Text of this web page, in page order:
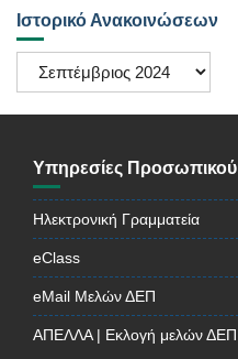
Ιστορικό Ανακοινώσεων
Ιστορικό
Ανακοινώσεων
Υπηρεσίες Προσωπικού
Ηλεκτρονική Γραμματεία
eClass
eMail Μελών ΔΕΠ
ΑΠΕΛΛΑ | Εκλογή μελών ΔΕΠ